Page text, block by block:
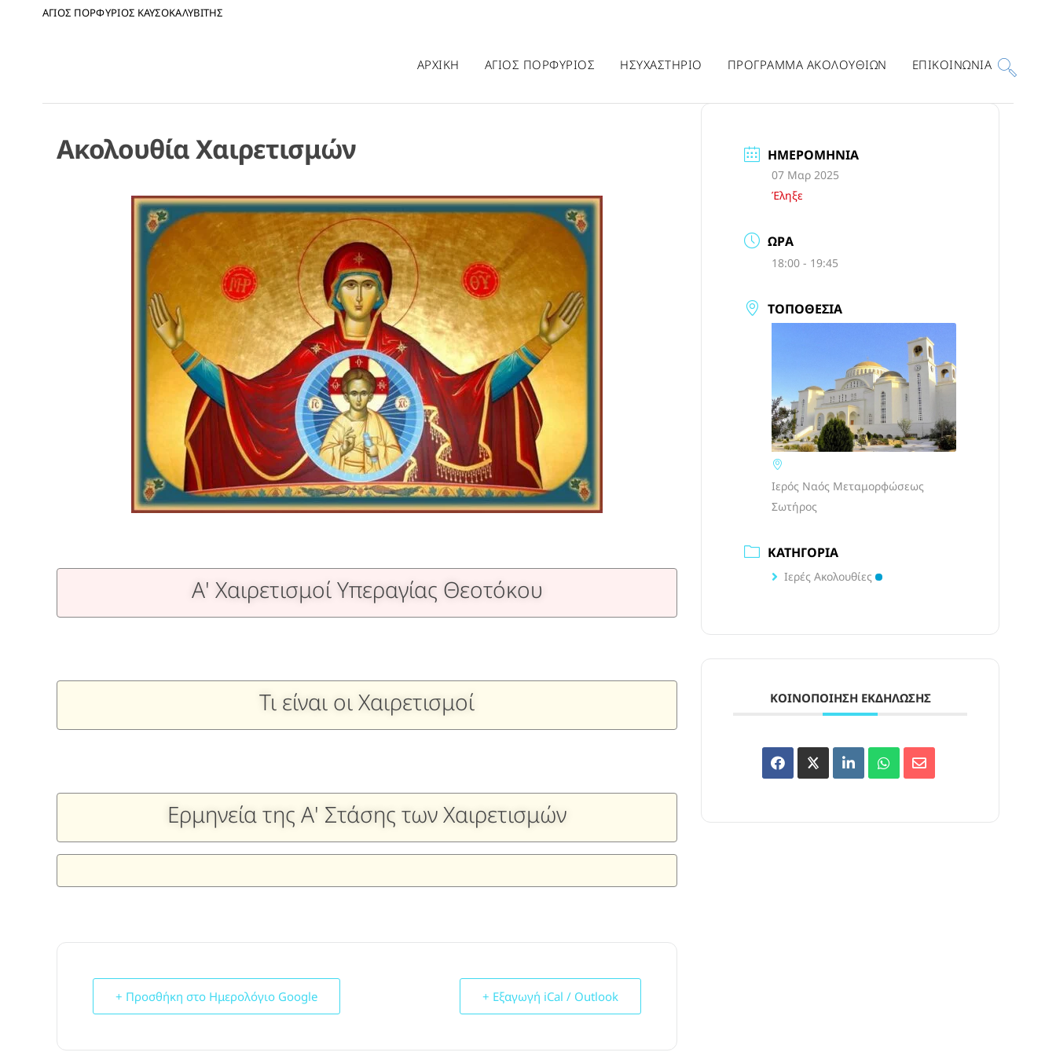
ΑΓΙΟΣ ΠΟΡΦΥΡΙΟΣ ΚΑΥΣΟΚΑΛΥΒΙΤΗΣ
ΑΡΧΙΚΗ ΑΓΙΟΣ ΠΟΡΦΥΡΙΟΣ ΗΣΥΧΑΣΤΗΡΙΟ ΠΡΟΓΡΑΜΜΑ ΑΚΟΛΟΥΘΙΩΝ ΕΠΙΚΟΙΝΩΝΙΑ
Ακολουθία Χαιρετισμών
Α' Χαιρετισμοί Υπεραγίας Θεοτόκου
Τι είναι οι Χαιρετισμοί
Ερμηνεία της Α' Στάσης των Χαιρετισμών
+ Προσθήκη στο Ημερολόγιο Google + Εξαγωγή iCal / Outlook
ΗΜΕΡΟΜΗΝΊΑ
07 Μαρ 2025
Έληξε
ΏΡΑ
18:00 - 19:45
ΤΟΠΟΘΕΣΊΑ
Ιερός Ναός Μεταμορφώσεως
Σωτήρος
ΚΑΤΗΓΟΡΊΑ
Ιερές Ακολουθίες
ΚΟΙΝΟΠΟΊΗΣΗ ΕΚΔΉΛΩΣΗΣ